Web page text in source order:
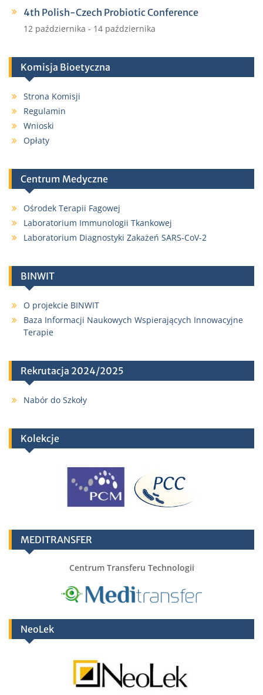
4th Polish-Czech Probiotic Conference
12 października - 14 października
Komisja Bioetyczna
Strona Komisji
Regulamin
Wnioski
Opłaty
Centrum Medyczne
Ośrodek Terapii Fagowej
Laboratorium Immunologii Tkankowej
Laboratorium Diagnostyki Zakażeń SARS-CoV-2
BINWIT
O projekcie BINWIT
Baza Informacji Naukowych Wspierających Innowacyjne
Terapie
Rekrutacja 2024/2025
Nabór do Szkoły
Kolekcje
MEDITRANSFER
Centrum Transferu Technologii
NeoLek